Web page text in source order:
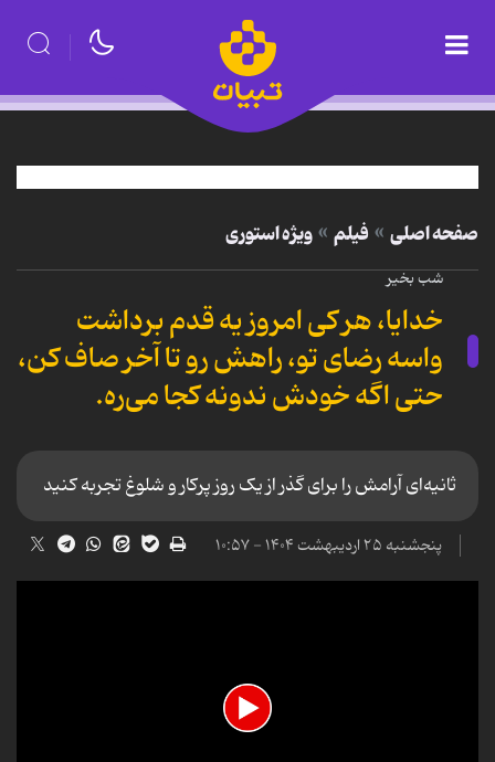
صفحه اصلی فیلم ویژه استوری
شب بخیر
خدایا، هر کی امروز یه قدم برداشت
واسه رضای تو، راهش رو تا آخر صاف کن،
حتی اگه خودش ندونه کجا می‌ره.
ثانیه‌ای آرامش را برای گذر از یک روز پرکار و شلوغ تجربه کنید
پنجشنبه ۲۵ اردیبهشت ۱۴۰۴ - ۱۰:۵۷